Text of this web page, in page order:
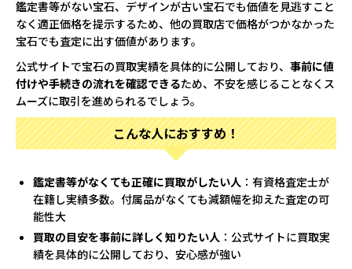
鑑定書等がない宝石、デザインが古い宝石でも価値を見逃すこと
なく適正価格を提示するため、他の買取店で価格がつかなかった
宝石でも査定に出す価値があります。
公式サイトで宝石の買取実績を具体的に公開しており、 事前に値
付けや手続きの流れを確認できるため、不安を感じることなくス
ムーズに取引を進められるでしょう。
こんな人におすすめ！
鑑定書等がなくても正確に買取がしたい人 ：有資格査定士が
在籍し実績多数。付属品がなくても減額幅を抑えた査定の可
能性大
買取の目安を事前に詳しく知りたい人 ：公式サイトに買取実
績を具体的に公開しており、安心感が強い